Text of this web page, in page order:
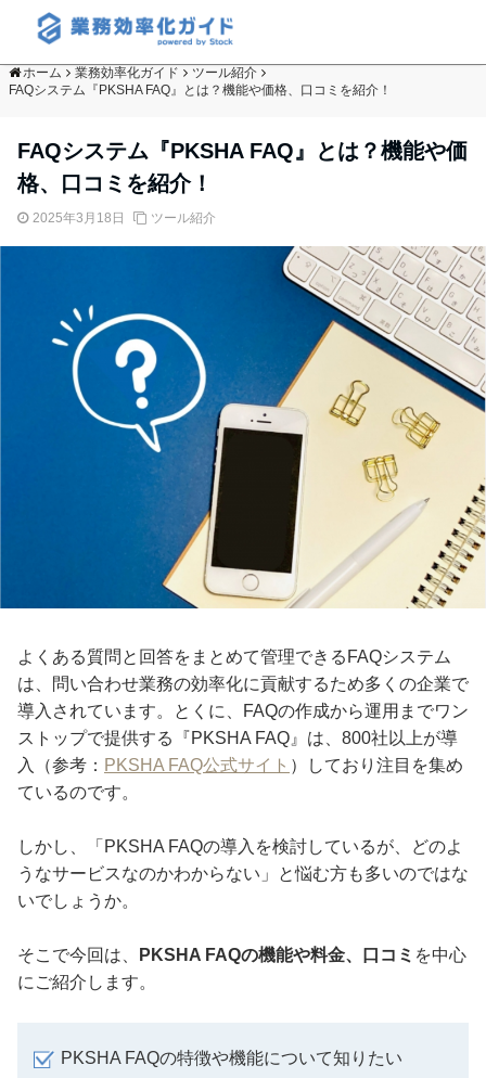
ホーム 業務効率化ガイド
ツール紹介
FAQシステム『PKSHA FAQ』とは？機能や価格、口コミを紹介！
FAQシステム『PKSHA FAQ』とは？機能や価
格、口コミを紹介！
2025年3月18日 ツール紹介
よくある質問と回答をまとめて管理できるFAQシステム
は、問い合わせ業務の効率化に貢献するため多くの企業で
導入されています。とくに、FAQの作成から運用までワン
ストップで提供する『PKSHA FAQ』は、800社以上が導
入（参考： PKSHA FAQ公式サイト ）しており注目を集め
ているのです。
しかし、「PKSHA FAQの導入を検討しているが、どのよ
うなサービスなのかわからない」と悩む方も多いのではな
いでしょうか。
そこで今回は、 PKSHA FAQの機能や料金、口コミ を中心
にご紹介します。
PKSHA FAQの特徴や機能について知りたい